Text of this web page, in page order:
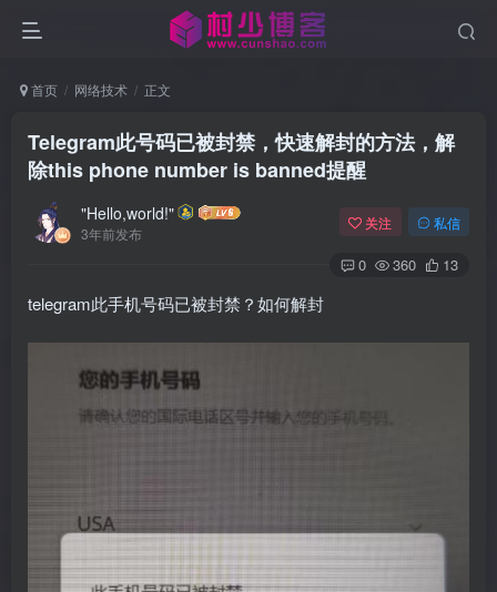
首页 网络技术 正文
Telegram此号码已被封禁，快速解封的方法，解
除this phone number is banned提醒
"Hello,world!"
3年前发布
关注 私信
0 360 13
telegram此手机号码已被封禁？如何解封